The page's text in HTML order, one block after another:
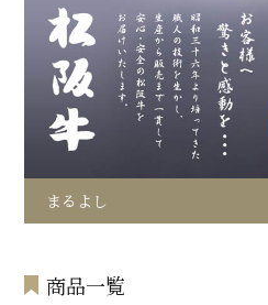
まるよし
商品一覧